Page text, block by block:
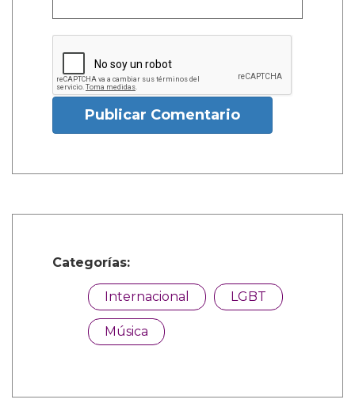
Publicar Comentario
Categorías:
Internacional LGBT
Música